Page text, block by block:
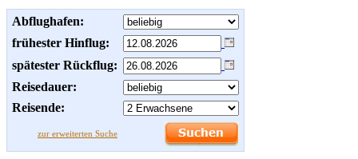
Abflughafen:
frühester Hinflug:
spätester Rückflug:
Reisedauer:
Reisende:
zur erweiterten Suche